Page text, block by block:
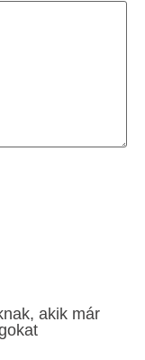
akik már